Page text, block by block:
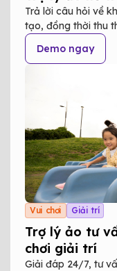
Trả lời câu hỏi về
tạo, đồng thời thu
tiềm năng nhanh
Demo ngay
Vui chơi Giải trí
Trợ lý ảo tư
chơi giải trí
Giải đáp 24/7, tư